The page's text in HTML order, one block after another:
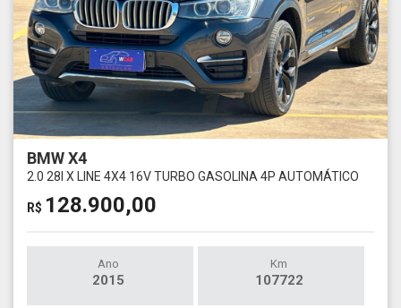
BMW X4
2.0 28I X LINE 4X4 16V TURBO GASOLINA 4P AUTOMÁTICO
R$ 128.900,00
Ano
2015
Km
107722